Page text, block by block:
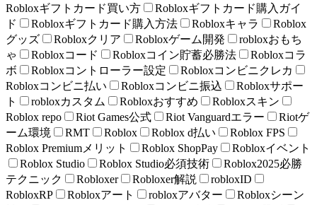
Robloxギフトカード買い方
Robloxギフトカード購入ガイ
ド
Robloxギフトカード購入方法 Robloxキャラ
Roblox
グッズ
Robloxクリア Robloxゲーム開発
robloxおもち
ゃ
Robloxコード Robloxコイン貯蓄必勝法
Robloxコラ
ボ
Robloxコントローラー設定
Robloxコンビニクレカ
Robloxコンビニ払い
Robloxコンビニ振込
Robloxサポー
ト
robloxカスタム Robloxおすすめ
Robloxスキン
Roblox repo
Riot Games公式 Riot Vanguardエラー
Riotゲ
ーム環境
RMT Roblox Roblox d払い
Roblox FPS
Roblox Premiumメリット
Roblox ShopPay
Robloxイベント
Roblox Studio
Roblox Studio必須技術
Roblox2025必勝
テクニック
Robloxer Robloxer解説
robloxID
RobloxRP
Robloxアート robloxアバター
Robloxシーン